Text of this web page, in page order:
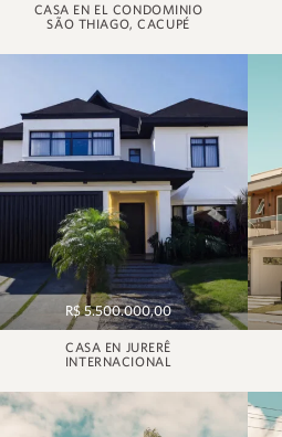
CASA EN EL CONDOMINIO
SÃO THIAGO, CACUPÉ
R$ 5.500.000,00
CASA EN JURERÊ
INTERNACIONAL